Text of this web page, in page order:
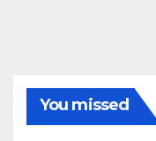
You missed